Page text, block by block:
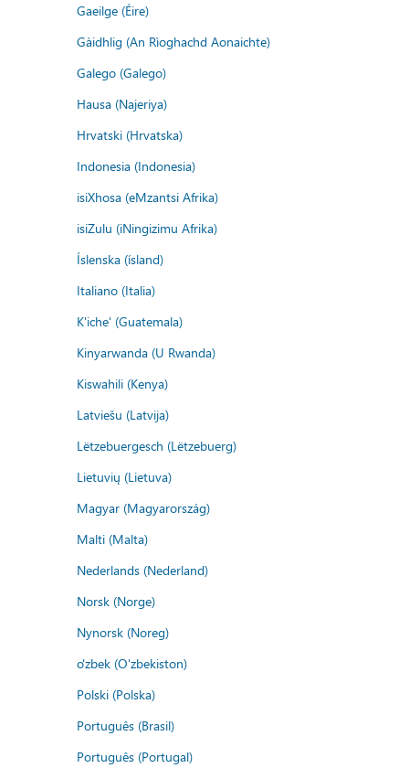
Gaeilge (Éire)
Gàidhlig (An Rìoghachd Aonaichte)
Galego (Galego)
Hausa (Najeriya)
Hrvatski (Hrvatska)
Indonesia (Indonesia)
isiXhosa (eMzantsi Afrika)
isiZulu (iNingizimu Afrika)
Íslenska (ísland)
Italiano (Italia)
K'iche' (Guatemala)
Kinyarwanda (U Rwanda)
Kiswahili (Kenya)
Latviešu (Latvija)
Lëtzebuergesch (Lëtzebuerg)
Lietuvių (Lietuva)
Magyar (Magyarország)
Malti (Malta)
Nederlands (Nederland)
Norsk (Norge)
Nynorsk (Noreg)
o'zbek (O'zbekiston)
Polski (Polska)
Português (Brasil)
Português (Portugal)